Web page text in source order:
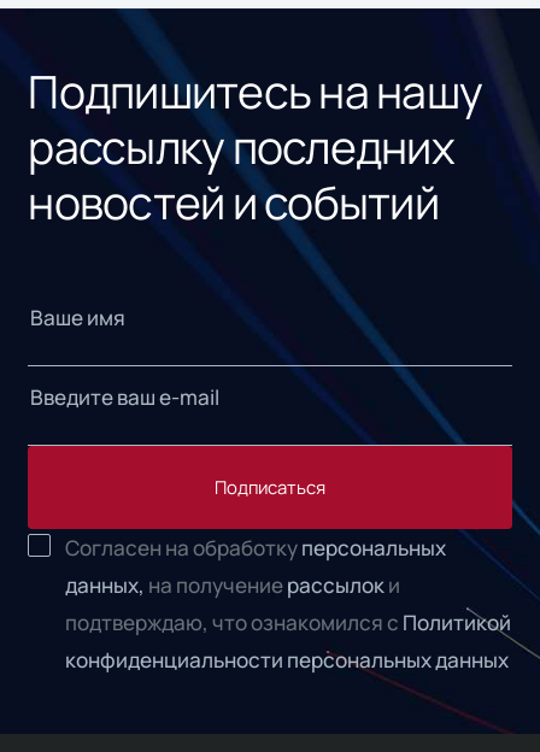
Подпишитесь на нашу
рассылку последних
новостей и событий
Подписаться
Согласен на обработкуперсональных
данных, на получениерассылоки
подтверждаю, что ознакомился с Политикой
конфиденциальности персональных данных